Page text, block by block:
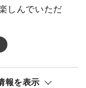
しんでいただ
報を表示